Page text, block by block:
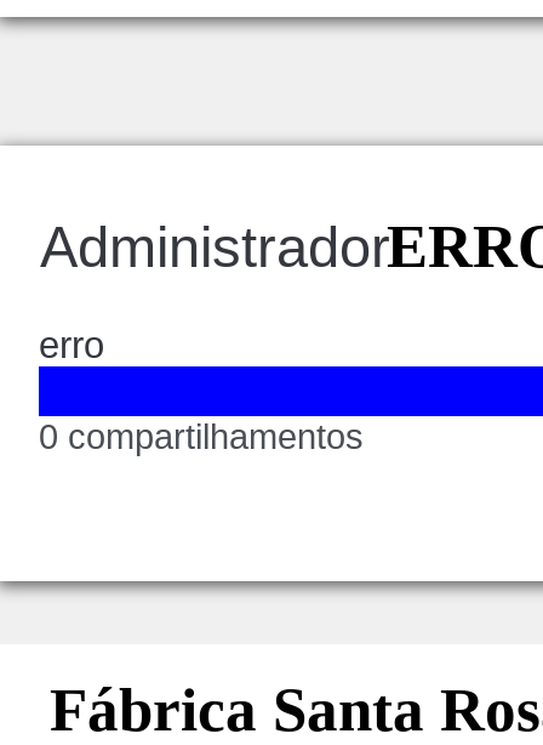
Administrador
erro
0 compartilhamentos
Fábrica Santa